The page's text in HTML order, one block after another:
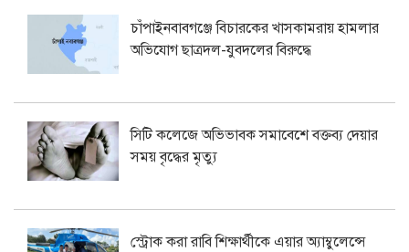
চাঁপাইনবাবগঞ্জে বিচারকের খাসকামরায় হামলার
অভিযোগ ছাত্রদল-যুবদলের বিরুদ্ধে
সিটি কলেজে অভিভাবক সমাবেশে বক্তব্য দেয়ার
সময় বৃদ্ধের মৃত্যু
স্ট্রোক করা রাবি শিক্ষার্থীকে এয়ার অ্যাম্বুলেন্সে